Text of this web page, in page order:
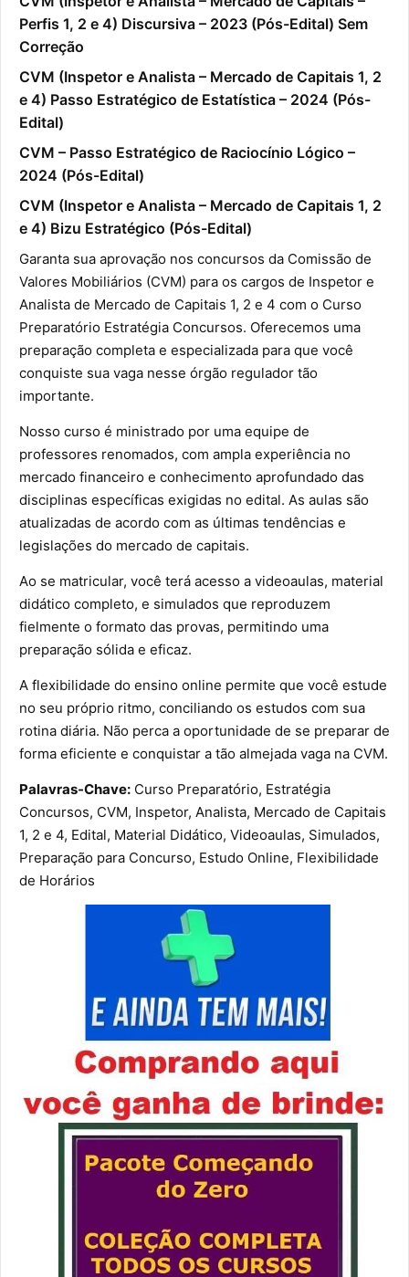
Perfis 1, 2 e 4) Discursiva – 2023 (Pós-Edital) Sem
Correção
CVM (Inspetor e Analista – Mercado de Capitais 1, 2
e 4) Passo Estratégico de Estatística – 2024 (Pós-
Edital)
CVM – Passo Estratégico de Raciocínio Lógico –
2024 (Pós-Edital)
CVM (Inspetor e Analista – Mercado de Capitais 1, 2
e 4) Bizu Estratégico (Pós-Edital)
Garanta sua aprovação nos concursos da Comissão de
Valores Mobiliários (CVM) para os cargos de Inspetor e
Analista de Mercado de Capitais 1, 2 e 4 com o Curso
Preparatório Estratégia Concursos. Oferecemos uma
preparação completa e especializada para que você
conquiste sua vaga nesse órgão regulador tão
importante.
Nosso curso é ministrado por uma equipe de
professores renomados, com ampla experiência no
mercado financeiro e conhecimento aprofundado das
disciplinas específicas exigidas no edital. As aulas são
atualizadas de acordo com as últimas tendências e
legislações do mercado de capitais.
Ao se matricular, você terá acesso a videoaulas, material
didático completo, e simulados que reproduzem
fielmente o formato das provas, permitindo uma
preparação sólida e eficaz.
A flexibilidade do ensino online permite que você estude
no seu próprio ritmo, conciliando os estudos com sua
rotina diária. Não perca a oportunidade de se preparar de
forma eficiente e conquistar a tão almejada vaga na CVM.
Palavras-Chave: Curso Preparatório, Estratégia
Concursos, CVM, Inspetor, Analista, Mercado de Capitais
1, 2 e 4, Edital, Material Didático, Videoaulas, Simulados,
Preparação para Concurso, Estudo Online, Flexibilidade
de Horários